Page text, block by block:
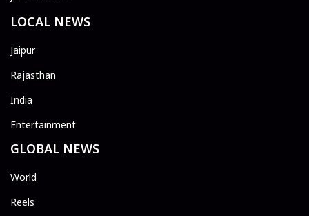
LOCAL NEWS
Jaipur
Rajasthan
India
Entertainment
GLOBAL NEWS
World
Reels